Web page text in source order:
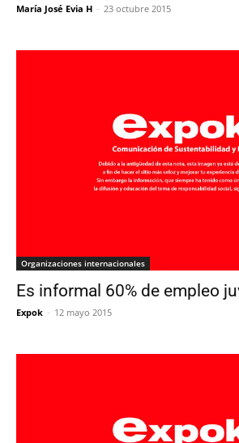
María José Evia H - 23 octubre 2015
Organizaciones internacionales
Es informal 60% de empleo
Expok - 12 mayo 2015